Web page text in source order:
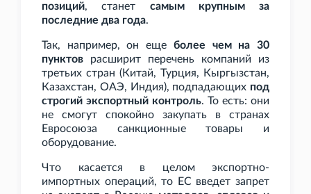
позиций, станет самым крупным за
последние два года.
Так, например, он еще более чем на 30
пунктов расширит перечень компаний из
третьих стран (Китай, Турция, Кыргызстан,
Казахстан, ОАЭ, Индия), подпадающих под
строгий экспортный контроль. То есть: они
не смогут спокойно закупать в странах
Евросоюза санкционные товары и
оборудование.
Что касается в целом экспортно-
импортных операций, то ЕС введет запрет